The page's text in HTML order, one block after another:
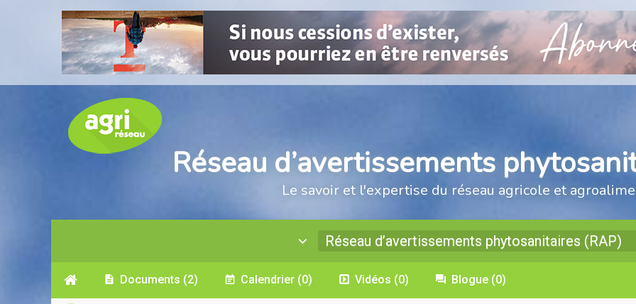
Réseau d’avertissements
Le savoir et l'expertise du réseau agricole et
Réseau d’avertissements phytosanitaires (RAP)
Documents (2) Calendrier (0) Vidéos (0) Blogue (0)